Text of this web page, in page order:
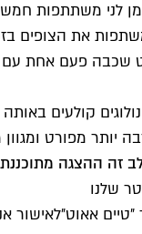
לני משתתפות
את הצופים
פעם אחת עם
קולעים
יותר מפורט
זה ההצגה מתוכננת
שלנו
אאוט״לאישור